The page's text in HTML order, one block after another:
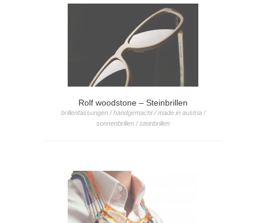
Rolf woodstone – Steinbrillen
brillenfassungen / handgemacht / made in austria /
sonnenbrillen / steinbrillen